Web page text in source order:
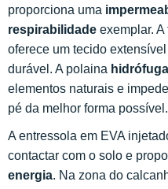
proporciona uma
respirabilidade exemplar.
oferece um tecido
durável. A polaina hidrófuga
elementos naturais e
pé da melhor forma possível.
A entressola em EVA
contactar com o solo e
energia. Na zona do